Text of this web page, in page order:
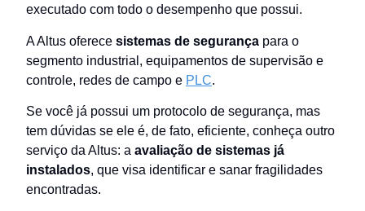
executado com todo o desempenho que possui.
A Altus oferece sistemas de segurança para o
segmento industrial, equipamentos de supervisão e
controle, redes de campo e PLC.
Se você já possui um protocolo de segurança, mas
tem dúvidas se ele é, de fato, eficiente, conheça outro
serviço da Altus: a avaliação de sistemas já
instalados, que visa identificar e sanar fragilidades
encontradas.